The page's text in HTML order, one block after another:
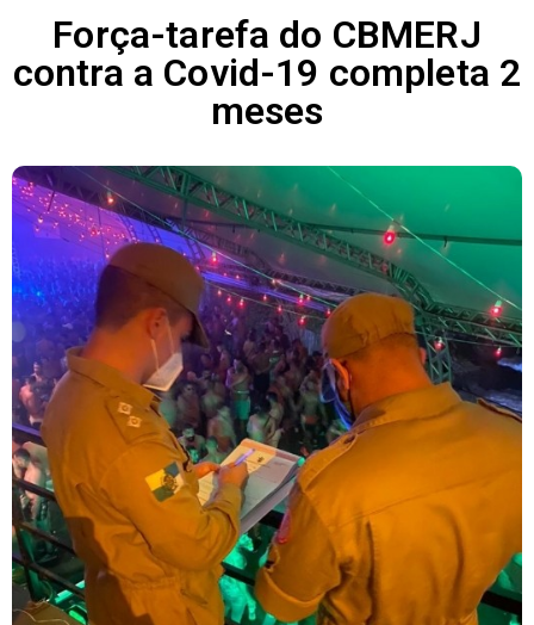
Força-tarefa do CBMERJ
contra a Covid-19 completa 2
meses